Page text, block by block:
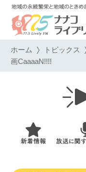
ホーム トピックス
画CaaaaN!!!!